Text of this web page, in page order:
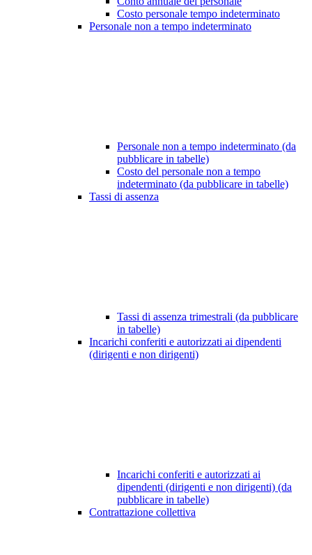
Costo personale tempo indeterminato
Personale non a tempo indeterminato
Personale non a tempo indeterminato (da
pubblicare in tabelle)
Costo del personale non a tempo
indeterminato (da pubblicare in tabelle)
Tassi di assenza
Tassi di assenza trimestrali (da pubblicare
in tabelle)
Incarichi conferiti e autorizzati ai dipendenti
(dirigenti e non dirigenti)
Incarichi conferiti e autorizzati ai
dipendenti (dirigenti e non dirigenti) (da
pubblicare in tabelle)
Contrattazione collettiva